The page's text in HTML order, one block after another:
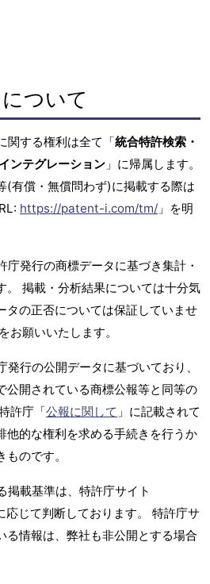
ついて
関する権利は全て「統合特許検索・
ンテグレーション 」に帰属します。
(有償・無償問わず)に掲載する際は
https://patent-i.com/tm/ 」を明
庁発行の商標データに基づき集計・
。 掲載・分析結果については十分気
タの正否については保証していませ
お願いいたします。
行の公開データに基づいており、
公開されている商標公報等と同等の
許庁「公報に関して 」に記載されて
他的な権利を求める手続きを行うか
のです。
掲載基準は、特許庁サイト
じて判断しております。 特許庁サ
る情報は、弊社も非公開とする場合